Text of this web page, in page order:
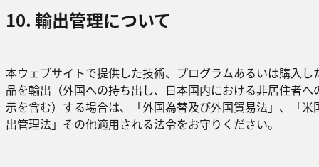
10. 輸出管理について
本ウェブサイトで提供した技術、プログラムあるいは購入し
品を輸出（外国への持ち出し、日本国内における非居住者へ
示を含む）する場合は、「外国為替及び外国貿易法」、「米
出管理法」その他適用される法令をお守りください。